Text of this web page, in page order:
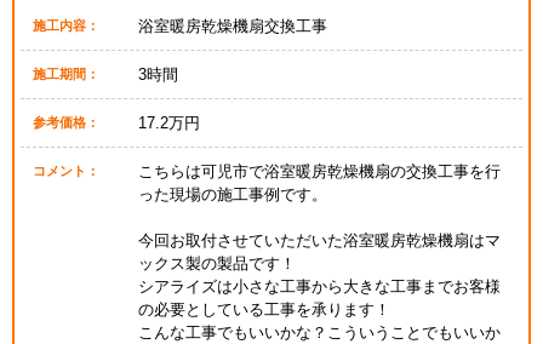
施工内容： 浴室暖房乾燥機扇交換工事
施工期間： 3時間
参考価格： 17.2万円
コメント：
こちらは可児市で浴室暖房乾燥機扇の交換工事を行
った現場の施工事例です。
今回お取付させていただいた浴室暖房乾燥機扇はマ
ックス製の製品です！
シアライズは小さな工事から大きな工事までお客様
の必要としている工事を承ります！
こんな工事でもいいかな？こういうことでもいいか